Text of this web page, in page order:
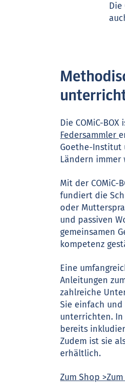
Die
Die COMiC-
Federsammler
Goethe-Institut
Ländern
Mit der
fundiert die
oder
und passiven
gemeinsamen
kompetenz
Eine
Anleitungen
zahlreiche
Sie einfach
unterrichten. In
bereits
Zudem ist sie
erhältlich.
Zum Shop >